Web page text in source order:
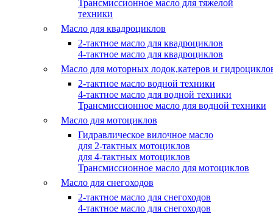
Трансмиссионное масло для тяжелой
техники
Масло для квадроциклов
2-тактное масло для квадроциклов
4-тактное масло для квадроциклов
Масло для моторных лодок,катеров и
2-тактное масло водной техники
4-тактное масло для водной техники
Трансмиссионное масло для водной техники
Масло для мотоциклов
Гидравлическое вилочное масло
для 2-тактных мотоциклов
для 4-тактных мотоциклов
Трансмиссионное масло для мотоциклов
Масло для снегоходов
2-тактное масло для снегоходов
4-тактное масло для снегоходов